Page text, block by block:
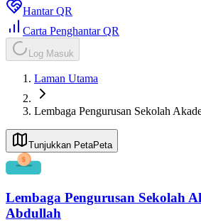
Hantar QR
Carta Penghantar QR
Log Masuk
Laman Utama
Lembaga Pengurusan Sekolah
Tunjukkan PetaPeta
Lembaga Pengurusan Sekolah
Abdullah